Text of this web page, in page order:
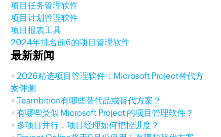
项目任务管理软件
项目计划管理软件
项目报表工具
2024年排名前6的项目管理软件
最新新闻
2026精选项目管理软件：Microsoft Project替代方
案评测
Teambition有哪些替代品或替代方案？
有哪些类似 Microsoft Project 的项目管理软件？
多项目并行，项目经理如何把控进度？